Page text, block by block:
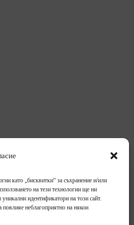
като „бисквитки“ за съхранение и/или
на тези технологии ще ни
идентификатори на този сайт.
повлияе неблагоприятно на някои
Блог
Контакти